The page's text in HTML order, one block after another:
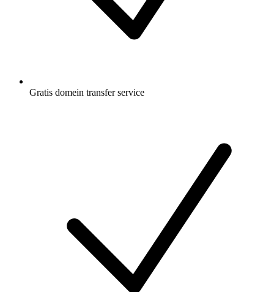
Gratis domein transfer service